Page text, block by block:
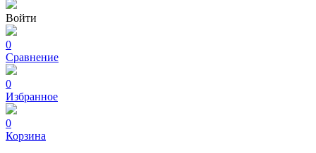
Войти
0
Сравнение
0
Избранное
0
Корзина